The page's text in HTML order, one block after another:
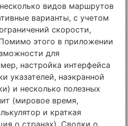
видов маршрутов
варианты, с учетом
скорости,
этого в приложении
для
настройка интерфейса
указателей, наэкранной
и несколько полезных
(мировое время,
и краткая
о странах). Сводки о